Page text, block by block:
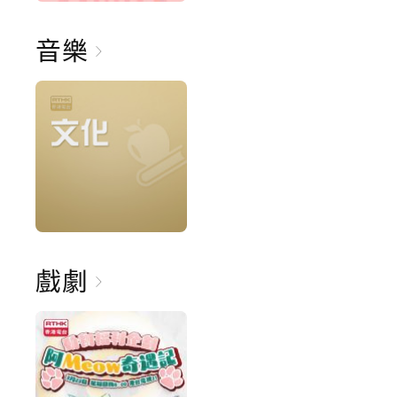
音樂
戲劇